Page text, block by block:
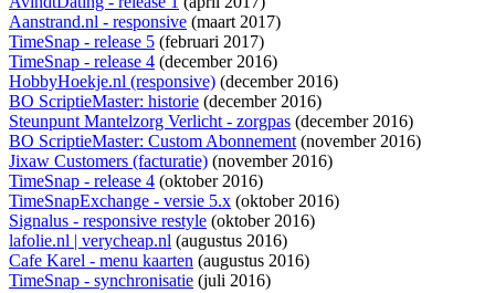
Aanstrand.nl - responsive (maart 2017)
TimeSnap - release 5 (februari 2017)
TimeSnap - release 4 (december 2016)
HobbyHoekje.nl (responsive) (december 2016)
BO ScriptieMaster: historie (december 2016)
Steunpunt Mantelzorg Verlicht - zorgpas (december 2016)
BO ScriptieMaster: Custom Abonnement(november 2016)
Jixaw Customers (facturatie) (november 2016)
TimeSnap - release 4 (oktober 2016)
TimeSnapExchange - versie 5.x (oktober 2016)
Signalus - responsive restyle (oktober 2016)
lafolie.nl | verycheap.nl (augustus 2016)
Cafe Karel - menu kaarten (augustus 2016)
TimeSnap - synchronisatie (juli 2016)